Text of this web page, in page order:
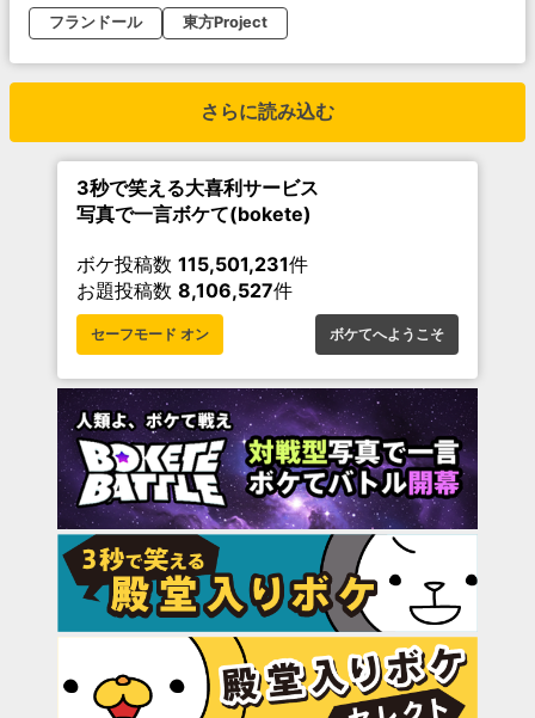
フランドール
東方Project
さらに読み込む
3秒で笑える大喜利サービス
写真で一言ボケて(bokete)
ボケ投稿数 115,501,231件
お題投稿数 8,106,527件
セーフモード オン ボケてへようこそ